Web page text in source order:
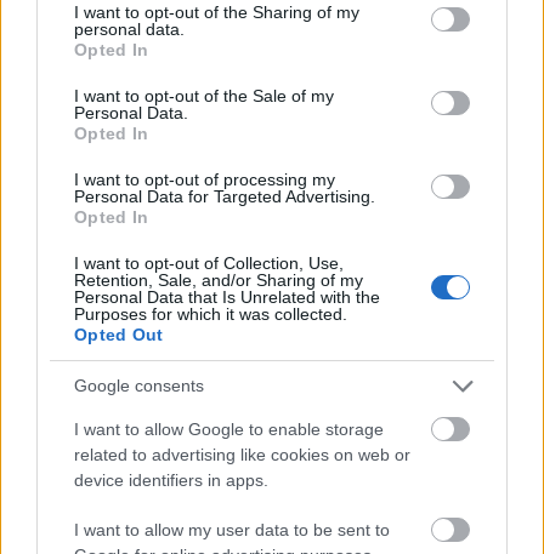
not limited to your visit or usage behaviour. You may click to
grant or deny consent to Google and its third-party tags to
use your data for below specified purposes in below Google
consent section.
I want to opt-out of the Sharing of my
personal data.
Opted In
I want to opt-out of the Sale of my
Personal Data.
Opted In
I want to opt-out of processing my
Personal Data for Targeted Advertising.
Opted In
I want to opt-out of Collection, Use,
Retention, Sale, and/or Sharing of my
Personal Data that Is Unrelated with the
Purposes for which it was collected.
Opted Out
Google consents
I want to allow Google to enable storage
related to advertising like cookies on web or
device identifiers in apps.
I want to allow my user data to be sent to
A nyugati orvoslás évszázadokon keresztül
nők testét. Ma már egyik nőgyógyászati ...